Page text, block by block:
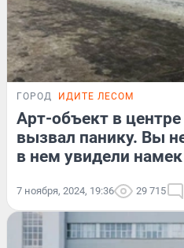
ГОРОД ИДИТЕ ЛЕСОМ
Арт-объект в центре
вызвал панику. Вы
в нем увидели намек
7 ноября, 2024, 19:36 29 715